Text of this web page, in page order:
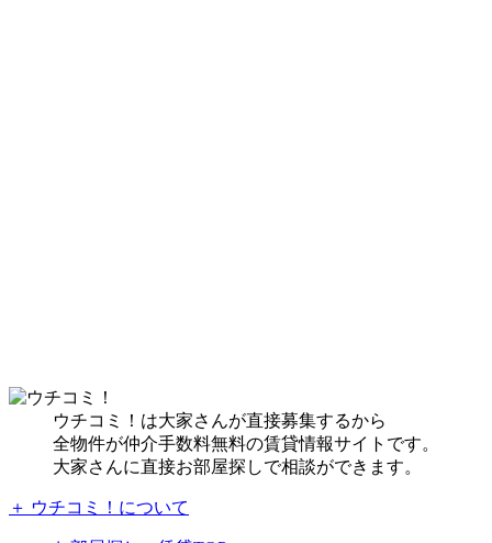
ウチコミ！は大家さんが直接募集するから
全物件が仲介手数料無料の賃貸情報サイトです。
大家さんに直接お部屋探しで相談ができます。
＋ ウチコミ！について